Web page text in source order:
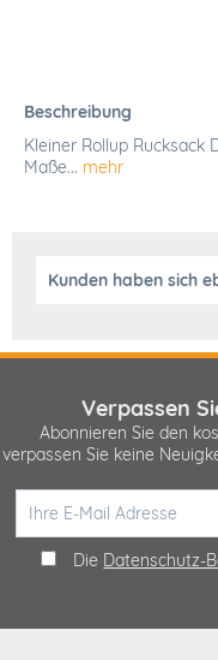
Beschreibung
Kleiner Rollup Rucksack
Maße... mehr
Kunden haben sich
Verpassen
Abonnieren Sie den
verpassen Sie keine
Die Datenschutz-